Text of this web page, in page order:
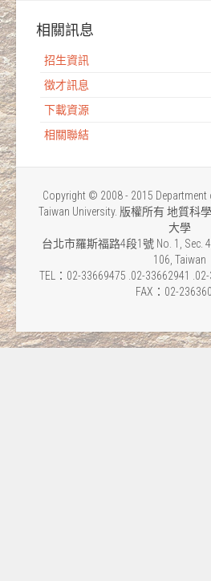
相關訊息
招生資訊
徵才訊息
下載資源
相關聯結
Copyright © 2008 - 2015 Department
Taiwan University. 版權所有 地質科
大學
台北市羅斯福路4段1號 No. 1, Sec.
106, Taiwan
TEL：02-33669475 .02-33662941
FAX：02-